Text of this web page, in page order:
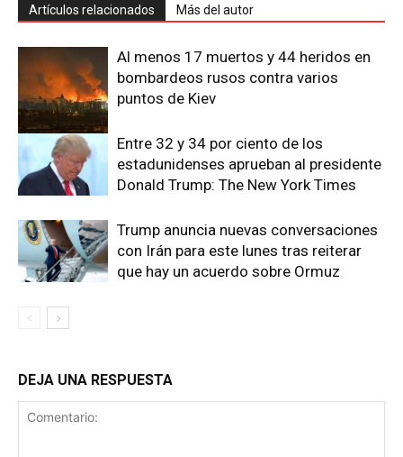
Artículos relacionados Más del autor
Al menos 17 muertos y 44 heridos en
bombardeos rusos contra varios
puntos de Kiev
Entre 32 y 34 por ciento de los
estadunidenses aprueban al presidente
Donald Trump: The New York Times
Trump anuncia nuevas conversaciones
con Irán para este lunes tras reiterar
que hay un acuerdo sobre Ormuz
DEJA UNA RESPUESTA